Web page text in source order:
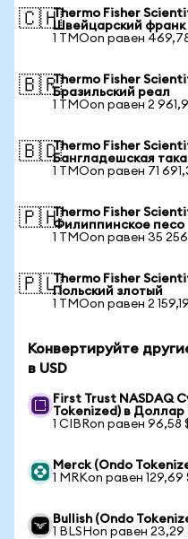
🇨🇭Thermo Fisher
Швейцарский франк
1 TMOon равен
🇧🇷Thermo Fisher
Бразильский реал
1 TMOon равен 2
🇧🇩Thermo Fisher
Бангладешская така
1 TMOon равен 71
🇵🇭Thermo Fisher
Филиппинское песо
1 TMOon равен 35
🇵🇱Thermo Fisher
Польский злотый
1 TMOon равен 2
Конвертируйте
в USD
First Trust NASDAQ
Tokenized) в
1 CIBRon равен 96,58
Merck (Ondo
1 MRKon равен 129,69
Bullish (Ondo
1 BLSHon равен 23,29